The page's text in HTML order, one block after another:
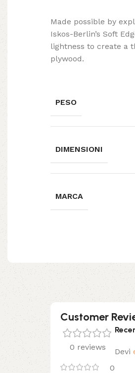
Made possible by
Iskos-Berlin’s Soft
lightness to create a
plywood.
PESO
DIMENSIONI
MARCA
Customer
0 reviews
0
Devi